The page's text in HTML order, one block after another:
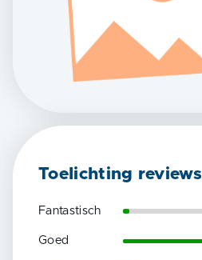
Toelichting reviews
Fantastisch
Goed